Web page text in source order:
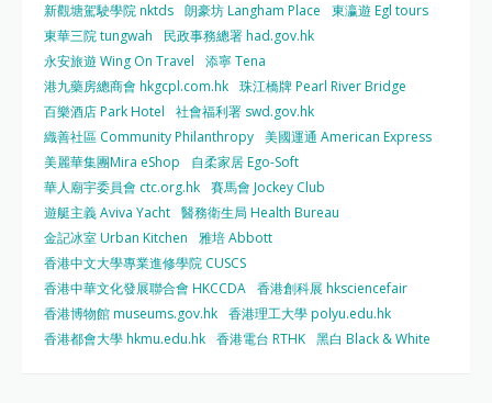
新觀塘駕駛學院 nktds 朗豪坊 Langham Place
東瀛遊 Egl tours
東華三院 tungwah
民政事務總署 had.gov.hk
永安旅遊 Wing On Travel
添寧 Tena
港九藥房總商會 hkgcpl.com.hk 珠江橋牌 Pearl River Bridge
百樂酒店 Park Hotel
社會福利署 swd.gov.hk
織善社區 Community Philanthropy 美國運通 American Express
美麗華集團Mira eShop
自柔家居 Ego-Soft
華人廟宇委員會 ctc.org.hk 賽馬會 Jockey Club
遊艇主義 Aviva Yacht 醫務衛生局 Health Bureau
金記冰室 Urban Kitchen
雅培 Abbott
香港中文大學專業進修學院 CUSCS
香港中華文化發展聯合會 HKCCDA 香港創科展 hksciencefair
香港博物館 museums.gov.hk 香港理工大學 polyu.edu.hk
香港都會大學 hkmu.edu.hk 香港電台 RTHK 黑白 Black & White